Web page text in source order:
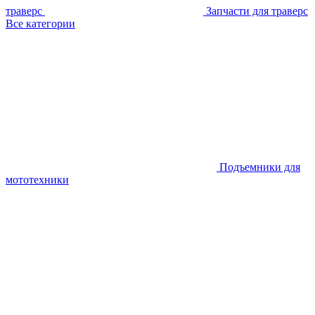
траверс
Запчасти для траверс
Все категории
Подъемники для
мототехники